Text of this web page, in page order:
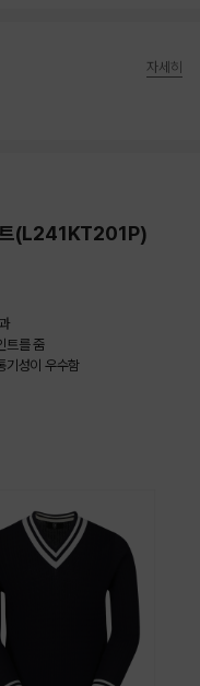
자세히
트(L241KT201P)
트를 줌
기성이 우수함